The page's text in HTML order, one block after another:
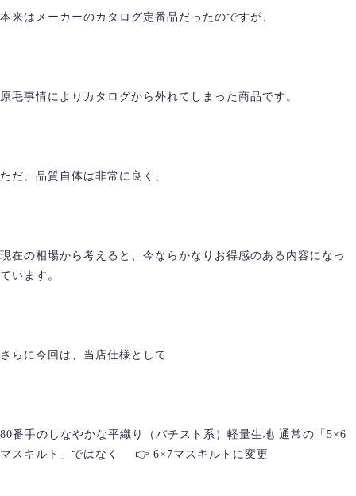
本来はメーカーのカタログ定番品だったのですが、
原毛事情によりカタログから外れてしまった商品です。
ただ、品質自体は非常に良く、
現在の相場から考えると、今ならかなりお得感のある内容になっ
ています。
さらに今回は、当店仕様として
80番手のしなやかな平織り（バチスト系）軽量生地 通常の「5×6
マスキルト」ではなく 👉 6×7マスキルトに変更